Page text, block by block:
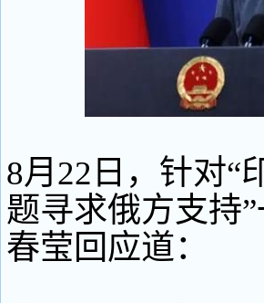
8月22日，针对“
题寻求俄方支持
春莹回应道：